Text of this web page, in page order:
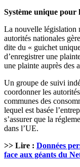
Système unique pour
La nouvelle législation
autorités nationales
dite du « guichet
d’enregistrer une
une plainte auprès des
Un groupe de suivi
coordonner les
communes des
lequel est basée
s’assurer que la
dans l’UE.
>> Lire : Données
face aux géants du